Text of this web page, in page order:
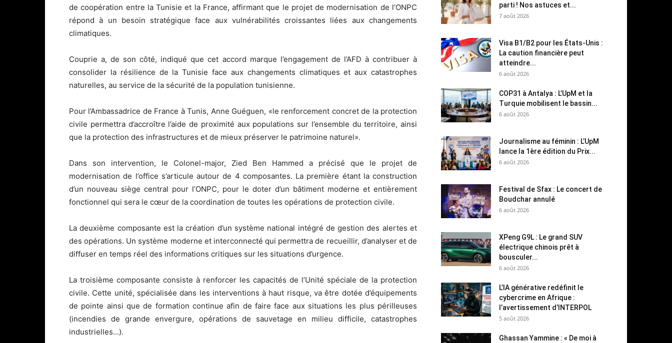
de coopération entre la Tunisie et la France, affirmant que le projet de modernisation de l’ONPC
répond à un besoin stratégique face aux vulnérabilités croissantes liées aux changements
climatiques.
Couprie a, de son côté, indiqué que cet accord marque l’engagement de l’AFD à contribuer à
consolider la résilience de la Tunisie face aux changements climatiques et aux catastrophes
naturelles, au service de la sécurité de la population tunisienne.
Pour l’Ambassadrice de France à Tunis, Anne Guéguen, «le renforcement concret de la protection
civile permettra d’accroître l’aide de proximité aux populations sur l’ensemble du territoire, ainsi
que la protection des infrastructures et de mieux préserver le patrimoine naturel».
Dans son intervention, le Colonel-major, Zied Ben Hammed a précisé que le projet de
modernisation de l’office s’articule autour de 4 composantes. La première étant la construction
d’un nouveau siège central pour l’ONPC, pour le doter d’un bâtiment moderne et entièrement
fonctionnel qui sera le cœur de la coordination de toutes les opérations de protection civile.
La deuxième composante est la création d’un système national intégré de gestion des alertes et
des opérations. Un système moderne et interconnecté qui permettra de recueillir, d’analyser et de
diffuser en temps réel des informations critiques sur les situations d’urgence.
La troisième composante consiste à renforcer les capacités de l’Unité spéciale de la protection
civile. Cette unité, spécialisée dans les interventions à haut risque, va être dotée d’équipements
de pointe ainsi que de formation continue afin de faire face aux situations les plus périlleuses
(incendies de grande envergure, opérations de sauvetage en milieu difficile, catastrophes
industrielles…).
parti ! Nos astuces et...
7 août 2026
Visa B1/B2 pour les États-Unis :
La caution financière peut
atteindre...
6 août 2026
COP31 à Antalya : L’UpM et la
Turquie mobilisent le bassin...
6 août 2026
Journalisme au féminin : L’UpM
lance la 1ère édition du Prix...
6 août 2026
Festival de Sfax : Le concert de
Boudchar annulé
6 août 2026
XPeng G9L : Le grand SUV
électrique chinois prêt à
bousculer...
6 août 2026
L’IA générative redéfinit le
cybercrime en Afrique :
l’avertissement d’INTERPOL
5 août 2026
Ghassan Yammine : « De moi à